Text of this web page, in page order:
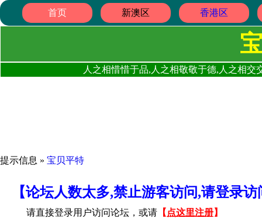
首页 新澳区 香港区
人之相惜惜于品,人之相敬敬于德,人之相
提示信息 » 宝贝平特
【论坛人数太多,禁止游客访问,请登录
请直接登录用户访问论坛，或请 【 点这里注册】